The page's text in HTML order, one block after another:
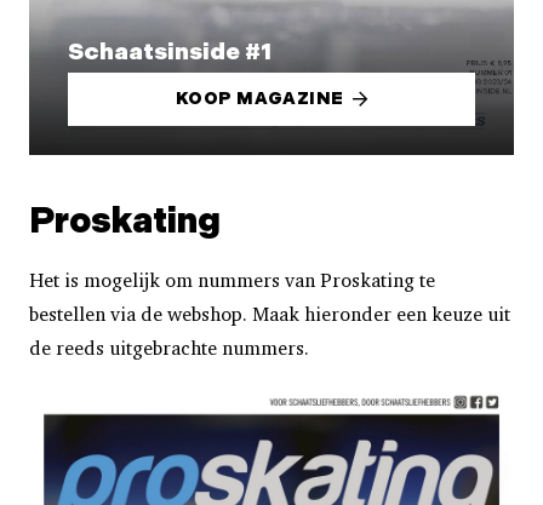
Schaatsinside #1
KOOP MAGAZINE
Proskating
Het is mogelijk om nummers van Proskating te
bestellen via de webshop. Maak hieronder een keuze uit
de reeds uitgebrachte nummers.